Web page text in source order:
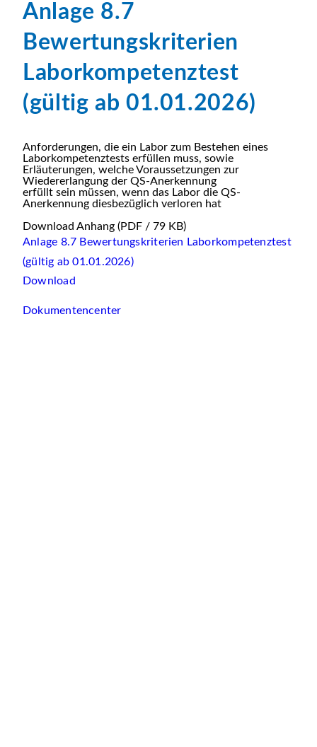
Anlage 8.7
Bewertungskriterien
Laborkompetenztest
(gültig ab 01.01.2026)
Anforderungen, die ein Labor zum Bestehen eines
Laborkompetenztests erfüllen muss, sowie
Erläuterungen, welche Voraussetzungen zur
Wiedererlangung der QS-Anerkennung
erfüllt sein müssen, wenn das Labor die QS-
Anerkennung diesbezüglich verloren hat
Download Anhang (PDF / 79 KB)
Anlage 8.7 Bewertungskriterien Laborkompetenztest
(gültig ab 01.01.2026)
Download
Dokumentencenter